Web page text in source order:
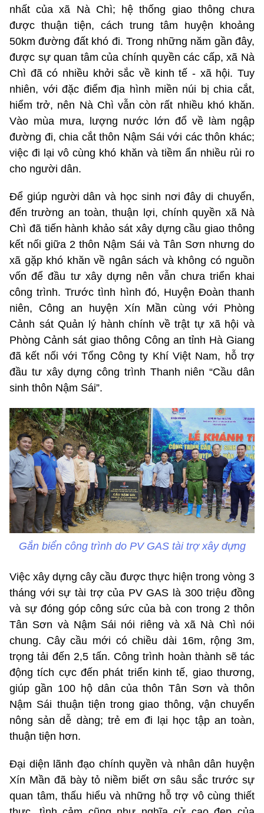
nhất của xã Nà Chì; hệ thống giao thông chưa
được thuận tiện, cách trung tâm huyện khoảng
50km đường đất khó đi. Trong những năm gần đây,
được sự quan tâm của chính quyền các cấp, xã Nà
Chì đã có nhiều khởi sắc về kinh tế - xã hội. Tuy
nhiên, với đặc điểm địa hình miền núi bị chia cắt,
hiểm trở, nên Nà Chì vẫn còn rất nhiều khó khăn.
Vào mùa mưa, lượng nước lớn đổ về làm ngập
đường đi, chia cắt thôn Nậm Sái với các thôn khác;
việc đi lại vô cùng khó khăn và tiềm ẩn nhiều rủi ro
cho người dân.
Để giúp người dân và học sinh nơi đây di chuyển,
đến trường an toàn, thuận lợi, chính quyền xã Nà
Chì đã tiến hành khảo sát xây dựng cầu giao thông
kết nối giữa 2 thôn Nậm Sái và Tân Sơn nhưng do
xã gặp khó khăn về ngân sách và không có nguồn
vốn để đầu tư xây dựng nên vẫn chưa triển khai
công trình. Trước tình hình đó, Huyện Đoàn thanh
niên, Công an huyện Xín Mần cùng với Phòng
Cảnh sát Quản lý hành chính về trật tự xã hội và
Phòng Cảnh sát giao thông Công an tỉnh Hà Giang
đã kết nối với Tổng Công ty Khí Việt Nam, hỗ trợ
đầu tư xây dựng công trình Thanh niên “Cầu dân
sinh thôn Nậm Sái”.
Gắn biển công trình do PV GAS tài trợ xây dựng
Việc xây dựng cây cầu được thực hiện trong vòng 3
tháng với sự tài trợ của PV GAS là 300 triệu đồng
và sự đóng góp công sức của bà con trong 2 thôn
Tân Sơn và Nậm Sái nói riêng và xã Nà Chì nói
chung. Cây cầu mới có chiều dài 16m, rộng 3m,
trọng tải đến 2,5 tấn. Công trình hoàn thành sẽ tác
động tích cực đến phát triển kinh tế, giao thương,
giúp gần 100 hộ dân của thôn Tân Sơn và thôn
Nậm Sái thuận tiện trong giao thông, vận chuyển
nông sản dễ dàng; trẻ em đi lại học tập an toàn,
thuận tiện hơn.
Đại diện lãnh đạo chính quyền và nhân dân huyện
Xín Mần đã bày tỏ niềm biết ơn sâu sắc trước sự
quan tâm, thấu hiểu và những hỗ trợ vô cùng thiết